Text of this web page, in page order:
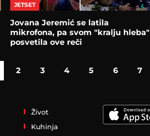
JETSET
Jovana Jeremić se latila
mikrofona, pa svom "kralju hleba"
posvetila ove reči
2 3 4 5 6 7
Život
Kuhinja